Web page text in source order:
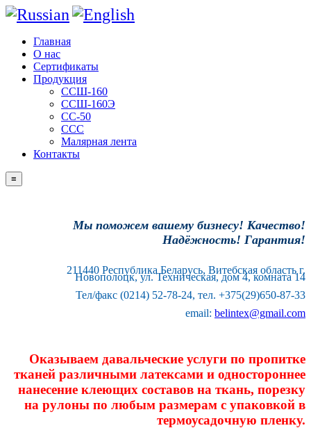
Главная
О нас
Сертификаты
Продукция
ССШ-160
ССШ-160Э
СС-50
ССС
Малярная лента
Контакты
≡
Мы поможем вашему бизнесу! Качество!
Надёжность! Гарантия!
211440 Республика Беларусь, Витебская область г.
Новополоцк, ул. Техническая, дом 4, комната 14
Тел/факс (0214) 52-78-24, тел. +375(29)650-87-33
email: belintex@gmail.com
Оказываем давальческие услуги по пропитке
тканей различными латексами и одностороннее
нанесение клеющих составов на ткань, порезку
на рулоны по любым размерам с упаковкой в
термоусадочную пленку.